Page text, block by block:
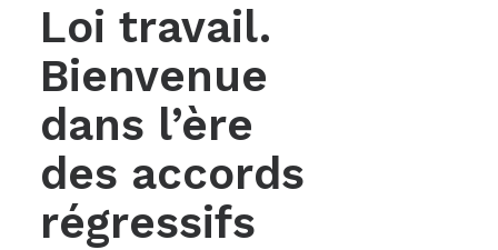
Loi travail.
Bienvenue
dans l’ère
des accords
régressifs